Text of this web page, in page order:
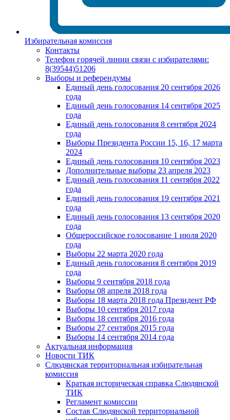
Избирательная комиссия
Контакты
Телефон горячей линии связи с избирателями:
8(39544)51206
Выборы и референдумы
Единый день голосования 20 сентября 2026
года
Единый день голосования 14 сентября 2025
года
Единый день голосования 8 сентября 2024
года
Выборы Президента России 15, 16, 17 марта
2024
Единый день голосования 10 сентября 2023
Дополнительные выборы 23 апреля 2023
Единый день голосования 11 сентября 2022
года
Единый день голосования 19 сентября 2021
года
Единый день голосования 13 сентября 2020
года
Общероссийское голосование 1 июля 2020
года
Выборы 22 марта 2020 года
Единый день голосования 8 сентября 2019
года
Выборы 9 сентября 2018 года
Выборы 08 апреля 2018 года
Выборы 18 марта 2018 года Президент РФ
Выборы 10 сентября 2017 года
Выборы 18 сентября 2016 года
Выборы 27 сентября 2015 года
Выборы 14 сентября 2014 года
Актуальная информация
Новости ТИК
Слюдянская территориальная избирательная
комиссия
Краткая историческая справка Слюдянской
ТИК
Регламент комиссии
Состав Слюдянской территориальной